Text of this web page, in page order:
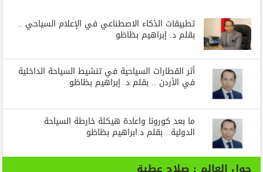
تطبيقات الذكاء الاصطناعي في الإعلام السياحي ..
بقلم د. إبراهيم بظاظو
أثر القطارات السياحية في تنشيط السياحة الداخلية
في الأردن .. بقلم د. إبراهيم بظاظو
ما بعد كورونا واعادة هيكلة خارطة السياحة
الدولية…بقلم د.ابراهيم بظاظو